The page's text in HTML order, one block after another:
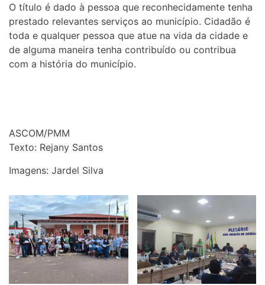
O título é dado à pessoa que reconhecidamente tenha
prestado relevantes serviços ao município. Cidadão é
toda e qualquer pessoa que atue na vida da cidade e
de alguma maneira tenha contribuído ou contribua
com a história do município.
ASCOM/PMM
Texto: Rejany Santos
Imagens: Jardel Silva